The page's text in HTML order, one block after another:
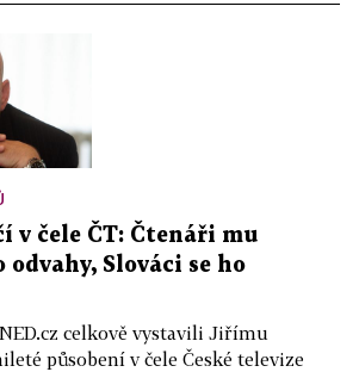
v čele ČT: Čtenáři mu
Slováci se ho
celkově vystavili Jiřímu
působení v čele České televize